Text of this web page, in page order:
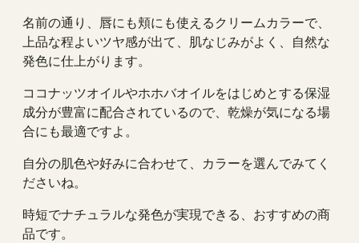
名前の通り、唇にも頬にも使えるクリームカラーで、
上品な程よいツヤ感が出て、肌なじみがよく、自然な
発色に仕上がります。
ココナッツオイルやホホバオイルをはじめとする保湿
成分が豊富に配合されているので、乾燥が気になる場
合にも最適ですよ。
自分の肌色や好みに合わせて、カラーを選んでみてく
ださいね。
時短でナチュラルな発色が実現できる、おすすめの商
品です。